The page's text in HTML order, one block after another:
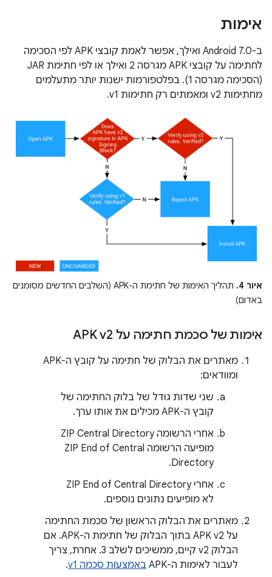
אימות
ב-Android 7.0 ואילך, אפשר לאמת קובצי APK לפי הסכימה
לחתימה על קובצי APK מגרסה 2 ואילך או לפי חתימת JAR
(הסכימה מגרסה 1). בפלטפורמות ישנות יותר מתעלמים
מחתימות v2 ומאמתים רק חתימות v1.
איור 4.
תהליך האימות של חתימת ה-APK (השלבים החדשים מסומנים
באדום)
אימות של סכמת חתימה על APK v2
מאתרים את הבלוק של חתימה על קובץ ה-APK
ומוודאים:
שני שדות גודל של בלוק החתימה של
קובץ ה-APK מכילים את אותו ערך.
אחרי הרשומה ZIP Central Directory
מופיעה הרשומה ZIP End of Central
Directory.
אחרי ZIP End of Central Directory
לא מופיעים נתונים נוספים.
מאתרים את הבלוק הראשון של סכמת החתימה
על APK v2 בתוך הבלוק של חתימת ה-APK. אם
הבלוק v2 קיים, ממשיכים לשלב 3. אחרת, צריך
לעבור לאימות ה-APK
באמצעות סכמה v1
.